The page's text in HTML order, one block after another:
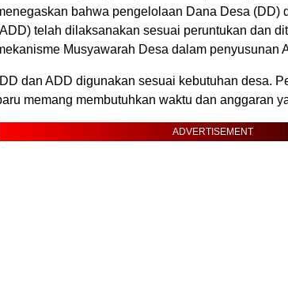
bahwa pengelolaan Dana Desa (DD)
telah dilaksanakan sesuai peruntukan dan
Musyawarah Desa dalam penyusunan
dan ADD digunakan sesuai kebutuhan desa.
memang membutuhkan waktu dan anggaran
ADVERTISEMENT